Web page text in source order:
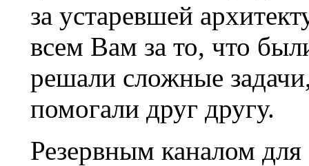
за устаревшей
всем Вам за то, что
решали сложные
помогали друг другу.
Резервным каналом